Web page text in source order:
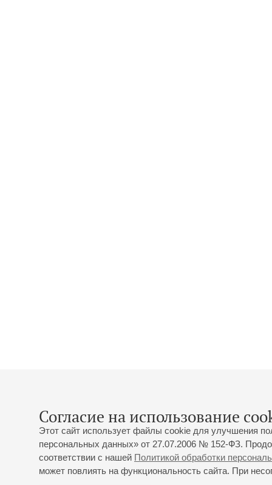
Согласие на использование
Этот сайт использует файлы cookie для улучшения
персональных данных» от 27.07.2006 № 152-ФЗ.
соответствии с нашей Политикой обработки
может повлиять на функциональность сайта. При